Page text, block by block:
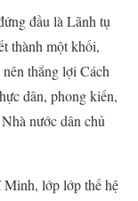
đầu là Lãnh tụ
thành một khối,
thắng lợi Cách
dân, phong kiến,
nước dân chủ
Minh, lớp lớp thế hệ